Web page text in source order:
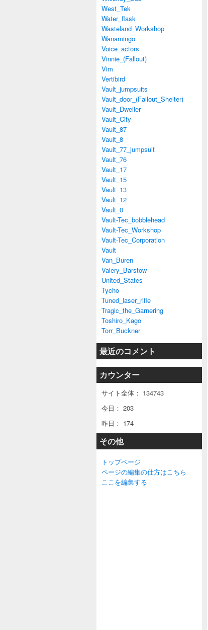
West_Tek
Water_flask
Wasteland_Workshop
Wanamingo
Voice_actors
Vinnie_(Fallout)
Vim
Vertibird
Vault_jumpsuits
Vault_door_(Fallout_Shelter)
Vault_Dweller
Vault_City
Vault_87
Vault_8
Vault_77_jumpsuit
Vault_76
Vault_17
Vault_15
Vault_13
Vault_12
Vault_0
Vault-Tec_bobblehead
Vault-Tec_Workshop
Vault-Tec_Corporation
Vault
Van_Buren
Valery_Barstow
United_States
Tycho
Tuned_laser_rifle
Tragic_the_Garnering
Toshiro_Kago
Torr_Buckner
最近のコメント
カウンター
サイト全体： 134743
今日： 203
昨日： 174
その他
トップページ
ページの編集の仕方はこちら
ここを編集する